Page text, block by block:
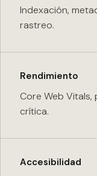
Indexación,
rastreo.
Rendimiento
Core Web
crítica.
Accesibilidad